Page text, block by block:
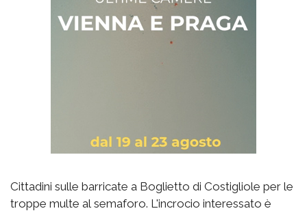
Cittadini sulle barricate a Boglietto di Costigliole per le
troppe multe al semaforo. L'incrocio interessato è